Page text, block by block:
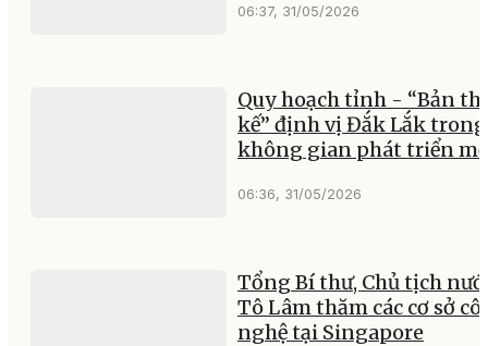
06:37, 31/05/2026
Quy hoạch tỉnh - “Bản
kế” định vị Đắk Lắk trong
không gian phát triển
06:36, 31/05/2026
Tổng Bí thư, Chủ tịch
Tô Lâm thăm các cơ sở
nghệ tại Singapore